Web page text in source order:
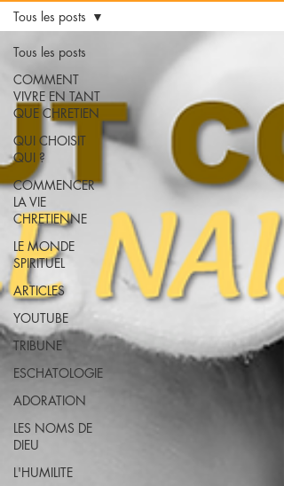
Tous les posts
COMMENT
VIVRE EN TANT
QUE CHRETIEN
QUI CHOISIT
QUI ?
COMMENCER
LA VIE
CHRETIENNE
LE MONDE
SPIRITUEL
ARTICLES
YOUTUBE
TRIBUNE
ESCHATOLOGIE
ADORATION
LES NOMS DE
DIEU
L'HUMILITE
Tous les posts